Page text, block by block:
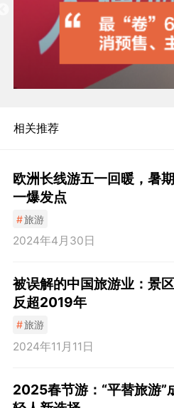
相关推荐
欧洲长线游五一回暖，暑
一爆发点
#旅游
2024年4月30日
被误解的中国旅游业：景
反超2019年
#旅游
2024年11月11日
2025春节游：“平替旅游”